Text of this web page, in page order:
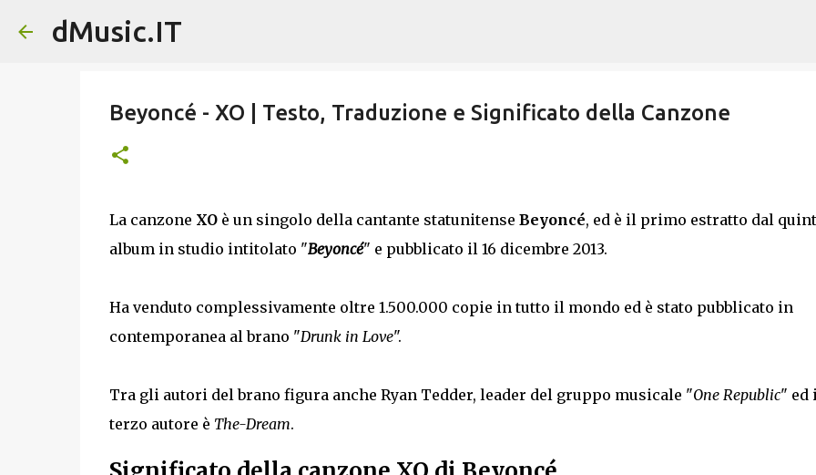
dMusic.IT
Beyoncé - XO | Testo, Traduzione e Significato della Canzone
La canzone XOè un singolo della cantante statunitense Beyoncé, ed è il primo estratto dal
album in studio intitolato "Beyoncé" e pubblicato il 16 dicembre 2013.
Ha venduto complessivamente oltre 1.500.000 copie in tutto il mondo ed è stato pubblicato in
contemporanea al brano "Drunk in Love".
Tra gli autori del brano figura anche Ryan Tedder, leader del gruppo musicale "One Republic" ed
terzo autore è The-Dream.